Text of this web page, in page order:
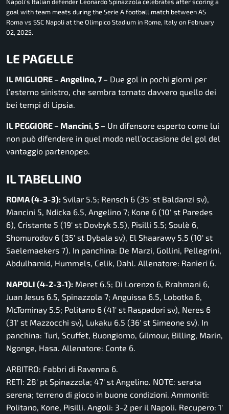
Napoli’s Italian defender Leonardo Spinazzola celebrates after scoring a
goal with team meats during the Serie A football match between AS
Roma vs SSC Napoli at the Olimpico Stadium in Rome, Italy on February
02, 2025.
LE PAGELLE
IL MIGLIORE – Angelino, 7 – Due gol in pochi giorni per
l’esterno sinistro, che sembra tornato davvero quello dei
bei tempi di Lipsia.
IL PEGGIORE – Mancini, 5 – Un difensore esperto come lui
non può difendere in quel modo nell’occasione del gol del
vantaggio partenopeo.
IL TABELLINO
ROMA (4-3-3): Svilar 5.5; Rensch 6 (35′ st Baldanzi sv),
Mancini 5, Ndicka 6.5, Angelino 7; Kone 6 (10′ st Paredes
6), Cristante 5 (19′ st Dovbyk 5.5), Pisilli 5.5; Soulè 6,
Shomurodov 6 (35′ st Dybala sv), El Shaarawy 5.5 (10′ st
Saelemaekers 7). In panchina: De Marzi, Gollini, Pellegrini,
Abdulhamid, Hummels, Celik, Dahl. Allenatore: Ranieri 6.
NAPOLI (4-2-3-1): Meret 6.5; Di Lorenzo 6, Rrahmani 6,
Juan Jesus 6.5, Spinazzola 7; Anguissa 6.5, Lobotka 6,
McTominay 5.5; Politano 6 (41′ st Raspadori sv), Neres 6
(31′ st Mazzocchi sv), Lukaku 6.5 (36′ st Simeone sv). In
panchina: Turi, Scuffet, Buongiorno, Gilmour, Billing, Marin,
Ngonge, Hasa. Allenatore: Conte 6.
ARBITRO: Fabbri di Ravenna 6.
RETI: 28′ pt Spinazzola; 47′ st Angelino. NOTE: serata
serena; terreno di gioco in buone condizioni. Ammoniti:
Politano, Kone, Pisilli. Angoli: 3-2 per il Napoli. Recupero: 1′